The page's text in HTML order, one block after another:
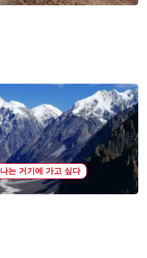
나는 거기에 가고 싶다